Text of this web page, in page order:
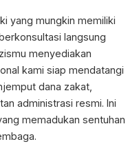
yang mungkin memiliki
langsung
menyediakan
kami siap mendatangi
dana zakat,
administrasi resmi. Ini
memadukan sentuhan